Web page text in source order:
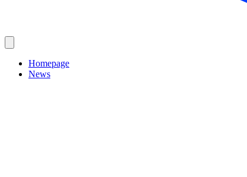
Homepage
News